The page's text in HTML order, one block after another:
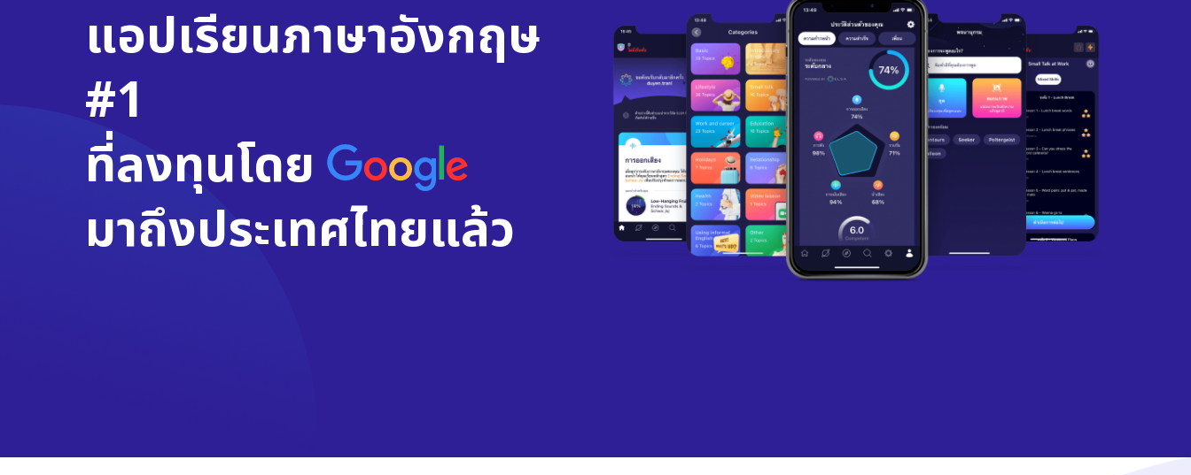
แอปเรียนภาษาอังกฤษ
#1
ที่ลงทุนโดย
มาถึงประเทศไทยแล้ว